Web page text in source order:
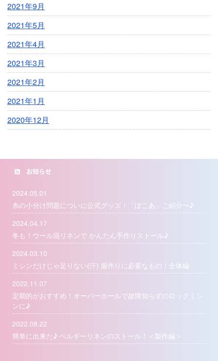
2021年9月
2021年5月
2021年4月
2021年3月
2021年2月
2021年1月
2020年12月
お知らせ
2024.05.01
糸の小分け問題についに公式グッズ！「ぽこあ」ご紹介〜♪
2024.04.17
冬も！ウール混リネンで かんたん手作りストール♪
2024.03.10
ミシンだけじゃ足りない(汗) 服作りに必要なもの！全体編
2022.11.07
定期的がおすすめ！オーバーホールで故障知らずのロックミシ
ンに♪
2022.08.22
簡単に出来た♪ ベルギーリネンのストール！＜製作編＞